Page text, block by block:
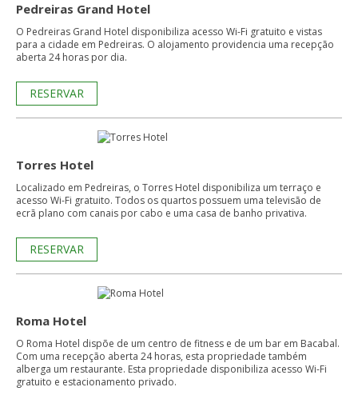
Pedreiras Grand Hotel
O Pedreiras Grand Hotel disponibiliza acesso Wi-Fi gratuito e vistas
para a cidade em Pedreiras. O alojamento providencia uma recepção
aberta 24 horas por dia.
RESERVAR
Torres Hotel
Localizado em Pedreiras, o Torres Hotel disponibiliza um terraço e
acesso Wi-Fi gratuito. Todos os quartos possuem uma televisão de
ecrã plano com canais por cabo e uma casa de banho privativa.
RESERVAR
Roma Hotel
O Roma Hotel dispõe de um centro de fitness e de um bar em Bacabal.
Com uma recepção aberta 24 horas, esta propriedade também
alberga um restaurante. Esta propriedade disponibiliza acesso Wi-Fi
gratuito e estacionamento privado.